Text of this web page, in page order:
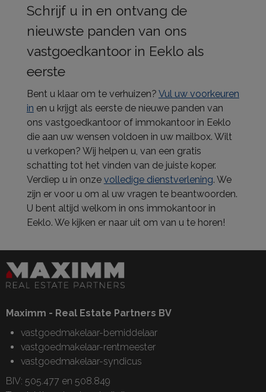
Schrijf u in en ontvang de
nieuwste panden van ons
vastgoedkantoor in Eeklo als
eerste
Bent u klaar om te verhuizen? Vul uw voorkeuren
in en u krijgt als eerste de nieuwe panden van
ons vastgoedkantoor of immokantoor in Eeklo
die aan uw wensen voldoen in uw mailbox. Wilt
u verkopen? Wij helpen u, van een gratis
schatting tot het vinden van de juiste koper.
Verdiep u in onze volledige dienstverlening. We
zijn er voor u om al uw vragen te beantwoorden.
U bent altijd welkom in ons immokantoor in
Eeklo. We kijken er naar uit om van u te horen!
Maximm - Real Estate Partners BV
vastgoedmakelaar-bemiddelaar
vastgoedmakelaar-rentmeester
vastgoedmakelaar-syndicus
BIV: 505.477 en 508.849